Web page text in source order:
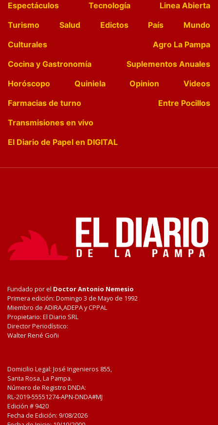
Espectáculos
Tecnología
Linea Abierta
Turismo
Salud Edictos País
Mundo
Culturales
Agro La Pampa
Cocina y Gastronomía
Suplementos Anuales
Horóscopo
Quiniela Opinion
Videos
Farmacias de turno
Entre Pocillos
Transmisiones en vivo
El Diario de Papel en DIGITAL
Fundado por el Doctor Antonio Nemesio
Primera edición: Domingo 3 de Mayo de 1992
Miembro de ADIRA,ADEPA y CPPAL
Propietario: El Diario SRL
Director Periodístico:
Walter René Goñi
Domicilio Legal: José Ingenieros 855,
Santa Rosa, La Pampa.
Número de Registro DNDA:
RL-2019-55551274-APN-DNDA#MJ
Edición # 9420
Fecha de Edición: 9/08/2026